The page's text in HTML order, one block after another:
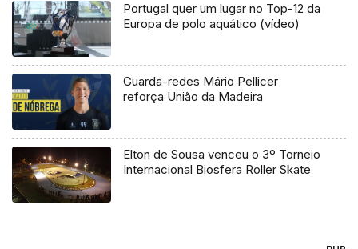
Portugal quer um lugar no Top-12 da
Europa de polo aquático (vídeo)
Guarda-redes Mário Pellicer
reforça União da Madeira
Elton de Sousa venceu o 3º Torneio
Internacional Biosfera Roller Skate